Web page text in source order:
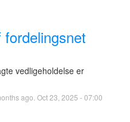
vedligeholdelse er
ago. Oct23 2025 -07:00